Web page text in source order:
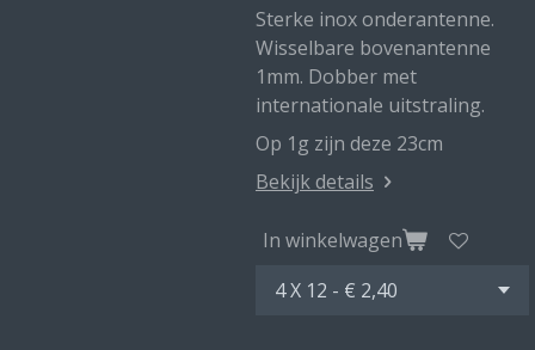
Sterke inox onderantenne.
Wisselbare bovenantenne
1mm. Dobber met
internationale uitstraling.
Op 1g zijn deze 23cm
Bekijk details
In winkelwagen